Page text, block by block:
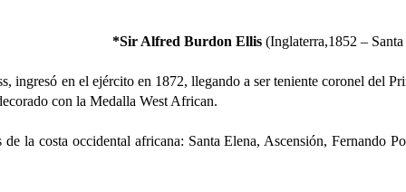
*Sir Alfred Burdon Ellis (Inglaterra,1852 –
en el ejército en 1872, llegando a ser teniente coronel del
con la Medalla West African.
occidental africana: Santa Elena, Ascensión, Fernando